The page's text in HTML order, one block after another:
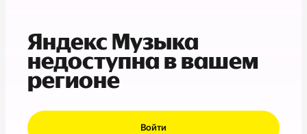
Яндекс Музыка
недоступна в вашем
регионе
Войти